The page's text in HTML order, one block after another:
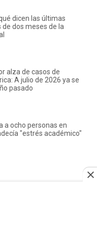
dicen las últimas
dos meses de la
alza de casos de
A julio de 2026 ya se
pasado
a ocho personas en
"estrés académico"